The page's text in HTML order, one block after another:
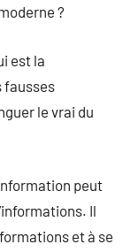
?
est la
fausses
le vrai du
peut
Il
et à se